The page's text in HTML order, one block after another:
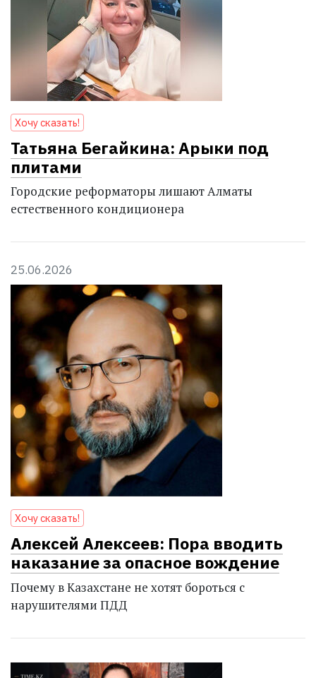
Хочу сказать!
Татьяна Бегайкина: Арыки под
плитами
Городские реформаторы лишают Алматы
естественного кондиционера
25.06.2026
Хочу сказать!
Алексей Алексеев: Пора вводить
наказание за опасное вождение
Почему в Казахстане не хотят бороться с
нарушителями ПДД